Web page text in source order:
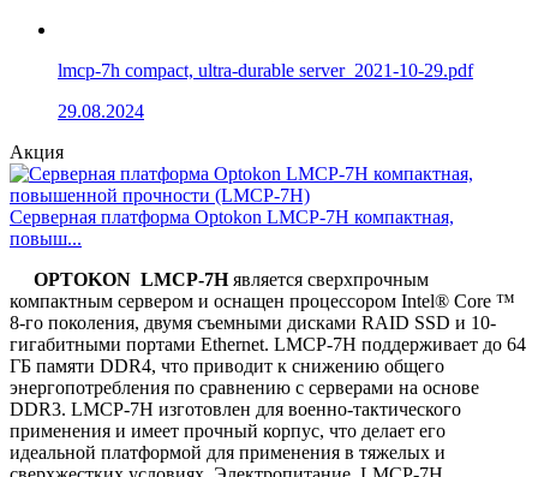
lmcp-7h compact, ultra-durable server_2021-10-29.pdf
29.08.2024
Акция
Серверная платформа Optokon LMCP-7H компактная,
повыш...
OPTOKON LMCP-7Hявляется сверхпрочным
компактным сервером и оснащен процессором Intel® Core ™
8-го поколения, двумя съемными дисками RAID SSD и 10-
гигабитными портами Ethernet. LMCP-7H поддерживает до 64
ГБ памяти DDR4, что приводит к снижению общего
энергопотребления по сравнению с серверами на основе
DDR3. LMCP-7H изготовлен для военно-тактического
применения и имеет прочный корпус, что делает его
идеальной платформой для применения в тяжелых и